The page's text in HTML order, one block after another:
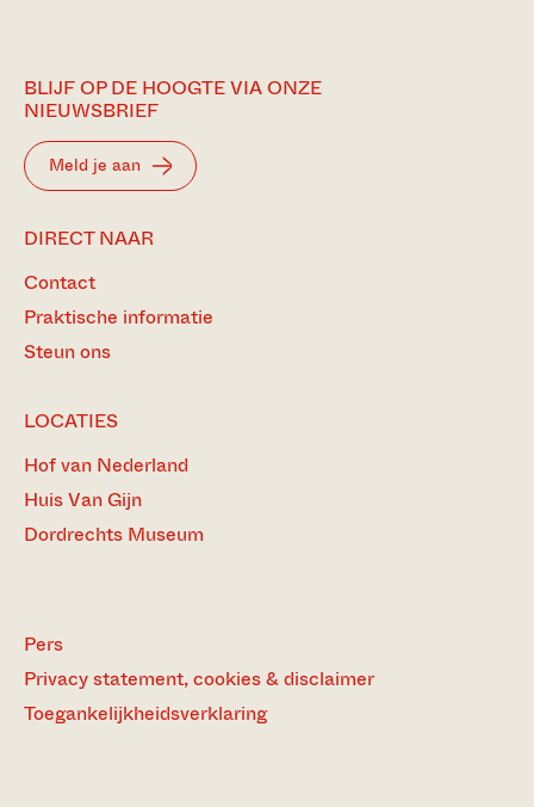
BLIJF OP DE HOOGTE VIA ONZE
NIEUWSBRIEF
Meld je aan
DIRECT NAAR
Contact
Praktische informatie
Steun ons
LOCATIES
Hof van Nederland
Huis Van Gijn
Dordrechts Museum
Pers
Privacy statement, cookies & disclaimer
Toegankelijkheidsverklaring